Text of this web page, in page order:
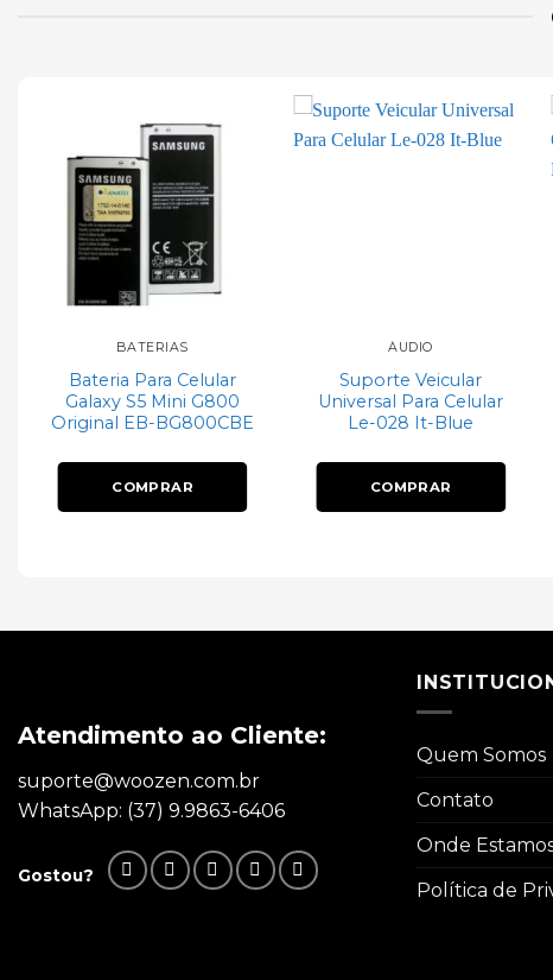
wishlist
BATERIAS
Bateria Para Celular
Galaxy S5 Mini G800
Original EB-BG800CBE
COMPRAR
ÁUDIO
Suporte Veicular
Universal Para Celular
Le-028 It-Blue
COMPRAR
Atendimento ao Cliente:
suporte@woozen.com.br
WhatsApp: (37) 9.9863-6406
Gostou?
Quem Somos
Contato
Onde
Política de